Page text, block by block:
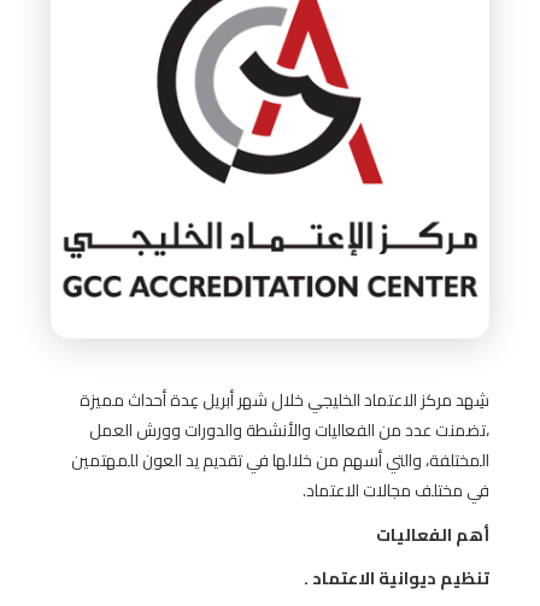
شِهد مركز الاعتماد الخليجي خلال شهر أبريل عِدة أحداث مميزة
،تضمنت عدد من الفعاليات والأنشطة والدورات وورش العمل
المختلفة، والتي أسهم من خلالها في تقديم يد العون للمهتمين
في مختلف مجالات الاعتماد.
أهم الفعاليات
تنظيم ديوانية الاعتماد .